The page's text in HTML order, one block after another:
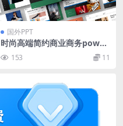
国外PPT
时尚高端简约商业商务power
point幻灯片演示模板（ppt
x）153 11